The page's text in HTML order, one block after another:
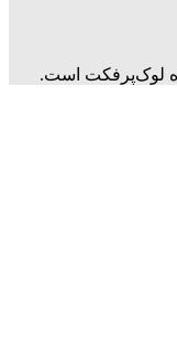
لوک‌پرفکت است.